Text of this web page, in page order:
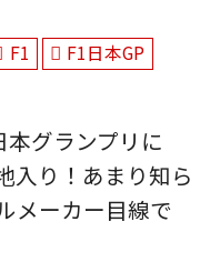
F1 F1日本GP
グランプリに
入り！あまり知ら
メーカー目線で